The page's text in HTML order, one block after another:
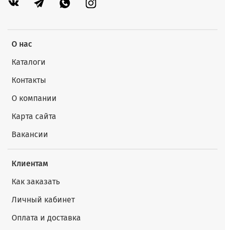
О нас
Каталоги
Контакты
О компании
Карта сайта
Вакансии
Клиентам
Как заказать
Личный кабинет
Оплата и доставка